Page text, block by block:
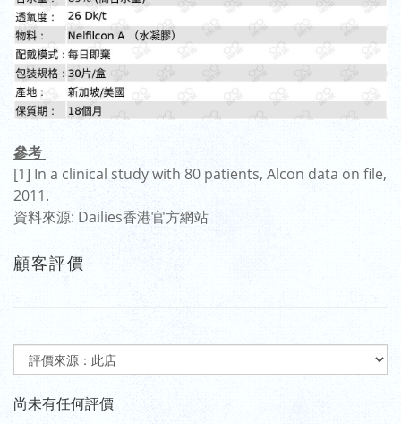
參考
[1] In a clinical study with 80 patients, Alcon data on file,
2011.
資料來源: Dailies香港官方網站
顧客評價
尚未有任何評價